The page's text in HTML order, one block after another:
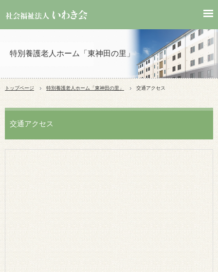
特別養護老人ホーム「東神田の里」
トップページ 特別養護老人ホーム「東神田の里 」 交通アクセス
交通アクセス